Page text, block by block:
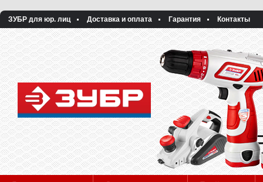
ЗУБР для юр. лиц Доставка и оплата Гарантия Контакты